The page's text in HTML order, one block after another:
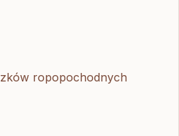
ropopochodnych